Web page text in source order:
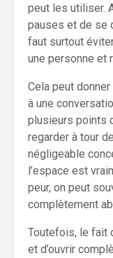
peut les utiliser.
pauses et de se
faut surtout
une personne et
Cela peut
à une
plusieurs points
regarder à tour
négligeable
l’espace est
peur, on peut
complètement
Toutefois, le fait
et d’ouvrir